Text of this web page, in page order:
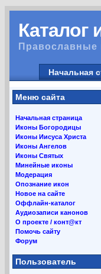
Каталог
Православные
Начальная
Меню сайта
Начальная страница
Иконы Богородицы
Иконы Иисуса Христа
Иконы Ангелов
Иконы Святых
Минейные иконы
Модерация
Опознание икон
Новое на сайте
Оффлайн-каталог
Аудиозаписи канонов
О проекте / конт@кт
Помочь сайту
Форум
Пользователь